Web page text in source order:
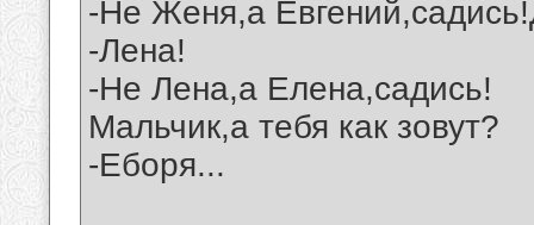
-Не Женя,а
-Лена!
-Не Лена,а Елена,садись!
Мальчик,а тебя как зовут?
-Еборя...